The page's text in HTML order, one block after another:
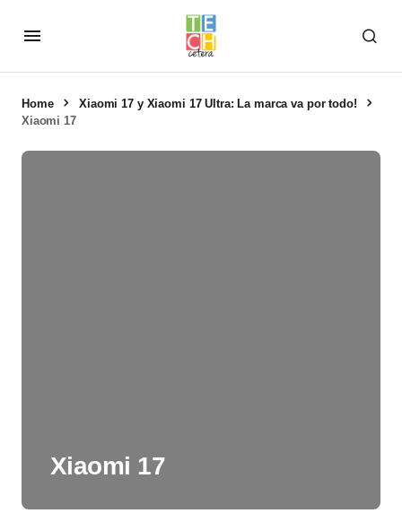
Home
Xiaomi 17 y Xiaomi 17 Ultra: La marca va por todo!
Xiaomi 17
Xiaomi 17